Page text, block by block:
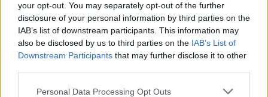
your opt-out. You may separately opt-out of the further
disclosure of your personal information by third parties on the
IAB’s list of downstream participants. This information may
also be disclosed by us to third parties on the IAB’s List of
Downstream Participants that may further disclose it to other
Please note that this website/app uses one or more Google
Personal Data Processing Opt Outs